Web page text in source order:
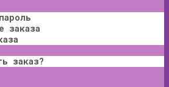
заказа
заказ?